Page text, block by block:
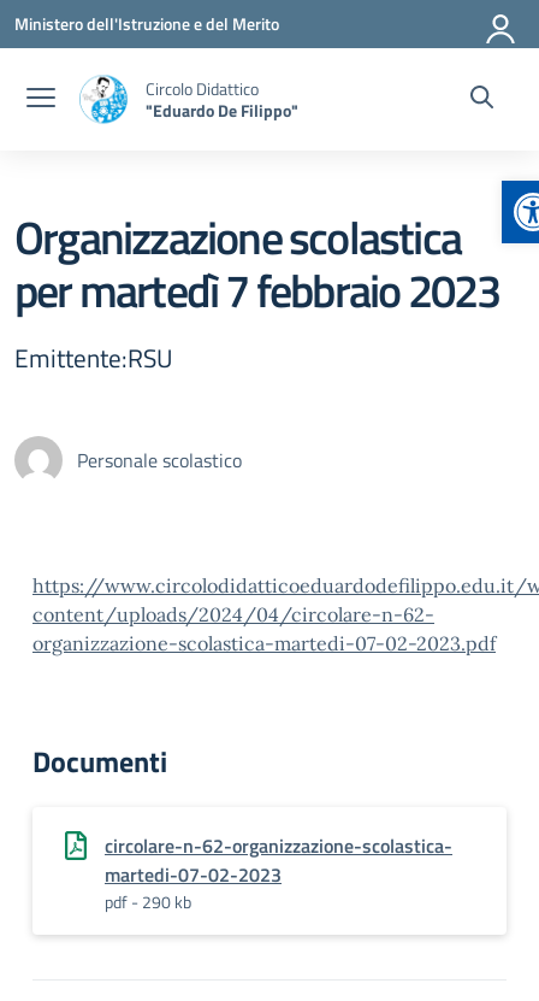
Vai ai contenuti
Vai al menu di navigazione
Vai al footer
Ministero dell'Istruzione e del Merito
Circolo Didattico
"Eduardo De Filippo"
Organizzazione scolastica
per martedì 7 febbraio 2023
Emittente:RSU
Personale scolastico
https://www.circolodidatticoeduardodefilippo.edu.it/
content/uploads/2024/04/circolare-n-62-
organizzazione-scolastica-martedi-07-02-2023.pdf
Documenti
circolare-n-62-organizzazione-scolastica-
martedi-07-02-2023
pdf - 290 kb